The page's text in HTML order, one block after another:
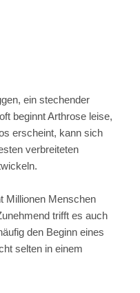
ein stechender
beginnt Arthrose leise,
erscheint, kann sich
verbreiteten
Millionen Menschen
trifft es auch
den Beginn eines
selten in einem